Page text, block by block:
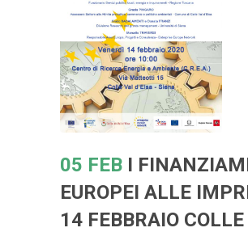
05 FEB I
EUROPEI ALLE
14 FEBBRAIO